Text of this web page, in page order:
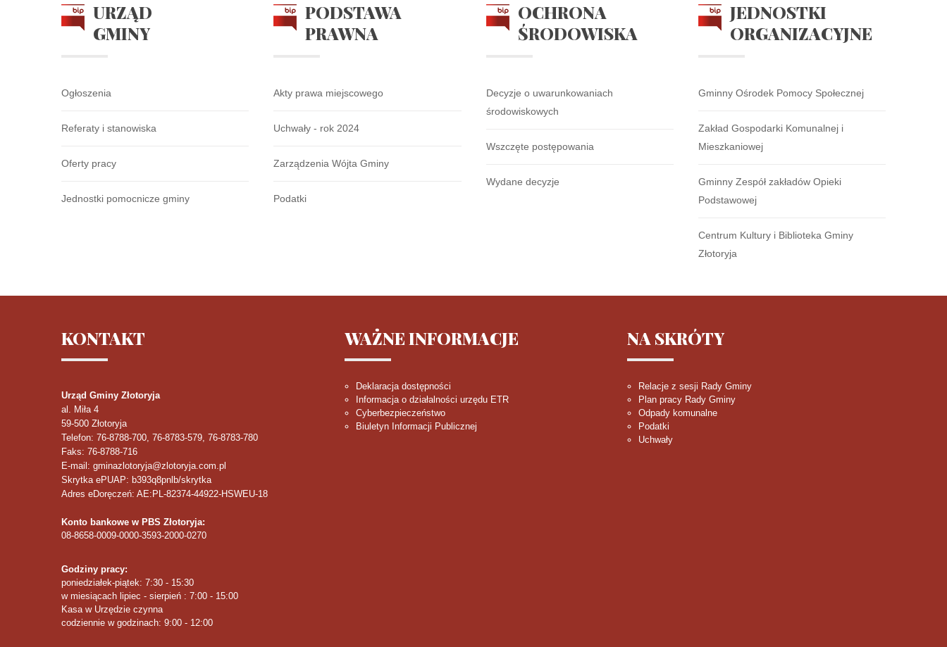
URZĄD
GMINY
Ogłoszenia
Referaty i stanowiska
Oferty pracy
Jednostki pomocnicze gminy
PODSTAWA
PRAWNA
Akty prawa miejscowego
Uchwały - rok 2024
Zarządzenia Wójta Gminy
Podatki
OCHRONA
ŚRODOWISKA
Decyzje o uwarunkowaniach
środowiskowych
Wszczęte postępowania
Wydane decyzje
JEDNOSTKI
ORGANIZACYJNE
Gminny Ośrodek Pomocy Społecznej
Zakład Gospodarki Komunalnej i
Mieszkaniowej
Gminny Zespół zakładów Opieki
Podstawowej
Centrum Kultury i Biblioteka Gminy
Złotoryja
KONTAKT
Urząd Gminy Złotoryja
al. Miła 4
59-500 Złotoryja
Telefon: 76-8788-700, 76-8783-579, 76-8783-780
Faks: 76-8788-716
E-mail: gminazlotoryja@zlotoryja.com.pl
Skrytka ePUAP: b393q8pnlb/skrytka
Adres eDoręczeń: AE:PL-82374-44922-HSWEU-18
Konto bankowe w PBS Złotoryja:
08-8658-0009-0000-3593-2000-0270
Godziny pracy:
poniedziałek-piątek: 7:30 - 15:30
w miesiącach lipiec - sierpień : 7:00 - 15:00
Kasa w Urzędzie czynna
codziennie w godzinach: 9:00 - 12:00
WAŻNEINFORMACJE
Deklaracja dostępności
Informacja o działalności urzędu ETR
Cyberbezpieczeństwo
Biuletyn Informacji Publicznej
NA SKRÓTY
Relacje z sesji Rady Gminy
Plan pracy Rady Gminy
Odpady komunalne
Podatki
Uchwały